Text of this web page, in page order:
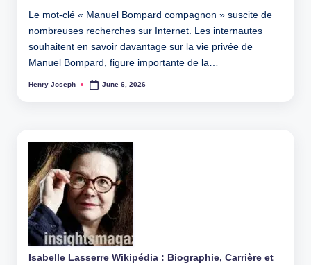
Le mot-clé « Manuel Bompard compagnon » suscite de
nombreuses recherches sur Internet. Les internautes
souhaitent en savoir davantage sur la vie privée de
Manuel Bompard, figure importante de la…
Posted
Henry Joseph June 6, 2026
Isabelle Lasserre Wikipédia : Biographie, Carrière et